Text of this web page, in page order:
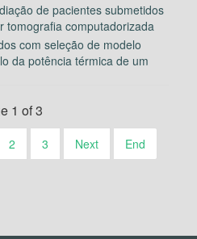
de pacientes submetidos
tomografia computadorizada
com seleção de modelo
da potência térmica de um
1 of 3
2 3 Next End